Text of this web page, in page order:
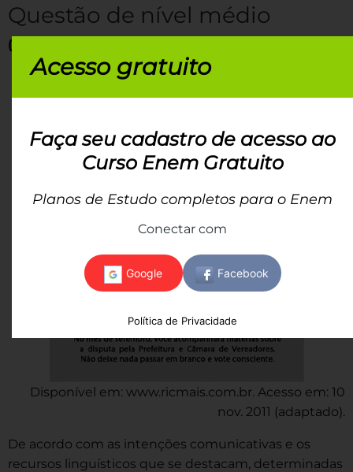
Questão de nível médio
(Enem-2020)
Disponível em: www.ricmais.com.br. Acesso em: 10
nov. 2011 (adaptado).
De acordo com as intenções comunicativas e os
recursos linguísticos que se destacam, determinadas
Acesso gratuito
Faça seu cadastro de acesso ao
Curso Enem Gratuito
Planos de Estudo completos para o Enem
Conectar com
Política de Privacidade